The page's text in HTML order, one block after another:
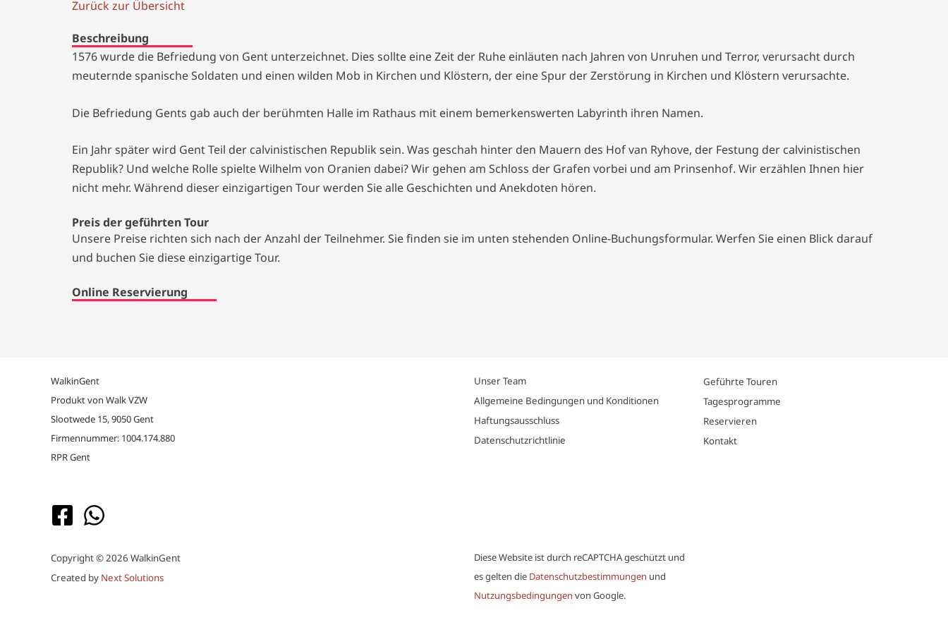
Zurück zur Übersicht
Beschreibung
1576 wurde die Befriedung von Gent unterzeichnet. Dies sollte eine Zeit der Ruhe einläuten nach Jahren von Unruhen und Terror, verursacht durch
meuternde spanische Soldaten und einen wilden Mob in Kirchen und Klöstern, der eine Spur der Zerstörung in Kirchen und Klöstern verursachte.
Die Befriedung Gents gab auch der berühmten Halle im Rathaus mit einem bemerkenswerten Labyrinth ihren Namen.
Ein Jahr später wird Gent Teil der calvinistischen Republik sein. Was geschah hinter den Mauern des Hof van Ryhove, der Festung der calvinistischen
Republik? Und welche Rolle spielte Wilhelm von Oranien dabei? Wir gehen am Schloss der Grafen vorbei und am Prinsenhof. Wir erzählen Ihnen hier
nicht mehr. Während dieser einzigartigen Tour werden Sie alle Geschichten und Anekdoten hören.
Preis der geführten Tour
Unsere Preise richten sich nach der Anzahl der Teilnehmer. Sie finden sie im unten stehenden Online-Buchungsformular. Werfen Sie einen Blick darauf
und buchen Sie diese einzigartige Tour.
Online Reservierung
WalkinGent
Produkt von Walk VZW
Slootwede 15, 9050 Gent
Firmennummer: 1004.174.880
RPR Gent
Unser Team
Allgemeine Bedingungen und Konditionen
Haftungsausschluss
Datenschutzrichtlinie
Geführte Touren
Tagesprogramme
Reservieren
Kontakt
Copyright © 2026 WalkinGent
Created by Next Solutions
Diese Website ist durch reCAPTCHA geschützt und
es gelten die Datenschutzbestimmungen und
Nutzungsbedingungen von Google.